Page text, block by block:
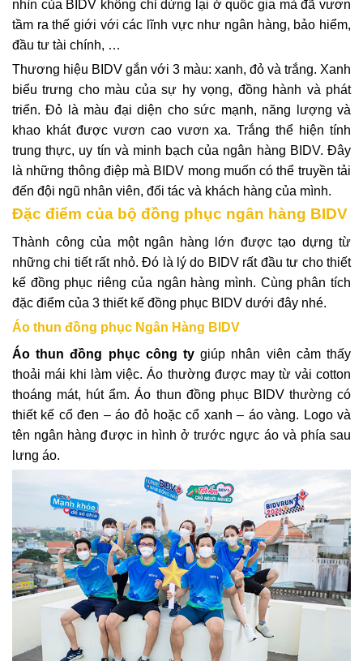
nhìn của BIDV không chỉ dừng lại ở quốc gia mà đã vươn
tầm ra thế giới với các lĩnh vực như ngân hàng, bảo hiểm,
đầu tư tài chính, …
Thương hiệu BIDV gắn với 3 màu: xanh, đỏ và trắng. Xanh
biểu trưng cho màu của sự hy vọng, đồng hành và phát
triển. Đỏ là màu đại diện cho sức mạnh, năng lượng và
khao khát được vươn cao vươn xa. Trắng thể hiện tính
trung thực, uy tín và minh bạch của ngân hàng BIDV. Đây
là những thông điệp mà BIDV mong muốn có thể truyền tải
đến đội ngũ nhân viên, đối tác và khách hàng của mình.
Đặc điểm của bộ đồng phục ngân hàng BIDV
Thành công của một ngân hàng lớn được tạo dựng từ
những chi tiết rất nhỏ. Đó là lý do BIDV rất đầu tư cho thiết
kế đồng phục riêng của ngân hàng mình. Cùng phân tích
đặc điểm của 3 thiết kế đồng phục BIDV dưới đây nhé.
Áo thun đồng phục Ngân Hàng BIDV
Áo thun đồng phục công ty giúp nhân viên cảm thấy
thoải mái khi làm việc. Áo thường được may từ vải cotton
thoáng mát, hút ẩm. Áo thun đồng phục BIDV thường có
thiết kế cổ đen – áo đỏ hoặc cổ xanh – áo vàng. Logo và
tên ngân hàng được in hình ở trước ngực áo và phía sau
lưng áo.